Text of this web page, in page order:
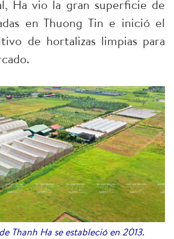
Ha vio la gran superficie de
en Thuong Tin e inició el
de hortalizas limpias para
Thanh Ha se estableció en 2013.